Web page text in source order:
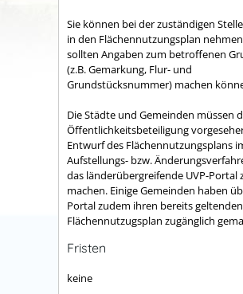
Sie können bei der zuständigen
in den Flächennutzungsplan
sollten Angaben zum betroffenen
(z.B. Gemarkung, Flur- und
Grundstücksnummer) machen
Die Städte und Gemeinden müssen
Öffentlichkeitsbeteiligung
Entwurf des Flächennutzungsplans
Aufstellungs- bzw.
das länderübergreifende UVP-Portal
machen. Einige Gemeinden haben
Portal zudem ihren bereits geltenden
Flächennutzugsplan zugänglich
Fristen
keine